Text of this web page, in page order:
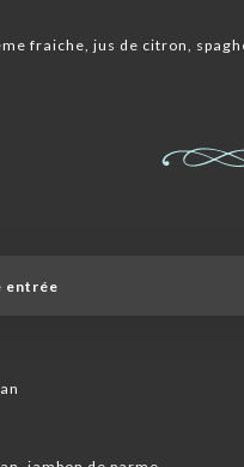
fraiche, jus de citron,
entrée